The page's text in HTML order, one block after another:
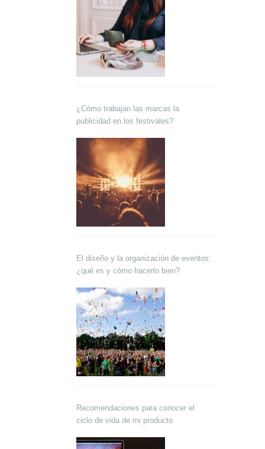
¿Cómo trabajan las marcas la
publicidad en los festivales?
El diseño y la organización de eventos:
¿qué es y cómo hacerlo bien?
Recomendaciones para conocer el
ciclo de vida de mi producto